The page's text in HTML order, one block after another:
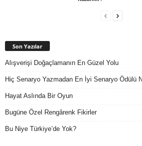
Son Yazılar
Alışverişi Doğaçlamanın En Güzel Yolu
Hiç Senaryo Yazmadan En İyi Senaryo Ödülü
Hayat Aslında Bir Oyun
Bugüne Özel Rengârenk Fikirler
Bu Niye Türkiye’de Yok?